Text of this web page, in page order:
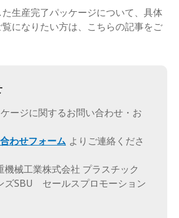
生産完了パッケージについて、具体
になりたい方は、こちらの記事をご
ージに関するお問い合わせ・お
わせフォーム よりご連絡くださ
械工業株式会社 プラスチック
ズSBU セールスプロモーション